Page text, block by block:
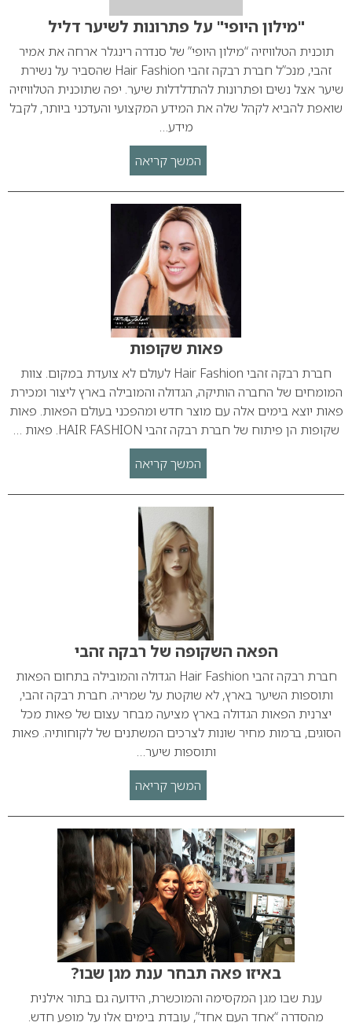
"מילון היופי" על פתרונות לשיער דליל
תוכנית הטלוויזיה “מילון היופי” של סנדרה רינגלר ארחה את אמיר
זהבי, מנכ”ל חברת רבקה זהבי Hair Fashion שהסביר על נשירת
שיער אצל נשים ופתרונות להתדלדלות שיער. יפה שתוכנית הטלוויזיה
שואפת להביא לקהל שלה את המידע המקצועי והעדכני ביותר, לקבל
מידע…
המשך קריאה
פאות שקופות
חברת רבקה זהבי Hair Fashion לעולם לא צועדת במקום. צוות
המומחים של החברה הותיקה, הגדולה והמובילה בארץ ליצור ומכירת
פאות יוצא בימים אלה עם מוצר חדש ומהפכני בעולם הפאות. פאות
שקופות הן פיתוח של חברת רבקה זהבי HAIR FASHION. פאות …
המשך קריאה
הפאה השקופה של רבקה זהבי
חברת רבקה זהבי Hair Fashion הגדולה והמובילה בתחום הפאות
ותוספות השיער בארץ, לא שוקטת על שמריה. חברת רבקה זהבי,
יצרנית הפאות הגדולה בארץ מציעה מבחר עצום של פאות מכל
הסוגים, ברמות מחיר שונות לצרכים המשתנים של לקוחותיה. פאות
ותוספות שיער…
המשך קריאה
באיזו פאה תבחר ענת מגן שבו?
ענת שבו מגן המקסימה והמוכשרת, הידועה גם בתור אילנית
מהסדרה “אחד העם אחד”, עובדת בימים אלו על מופע חדש.